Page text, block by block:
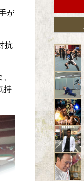
が
抗
持